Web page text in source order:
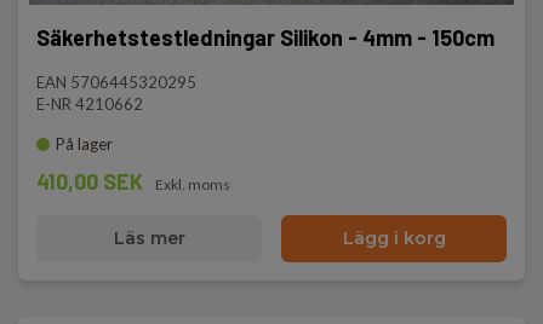
Säkerhetstestledningar Silikon - 4mm - 150cm
EAN 5706445320295
E-NR 4210662
På lager
410,00 SEK Exkl. moms
Läs mer Lägg i korg